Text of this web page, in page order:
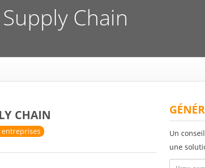
Chain
CHAIN
entreprises
Un
une